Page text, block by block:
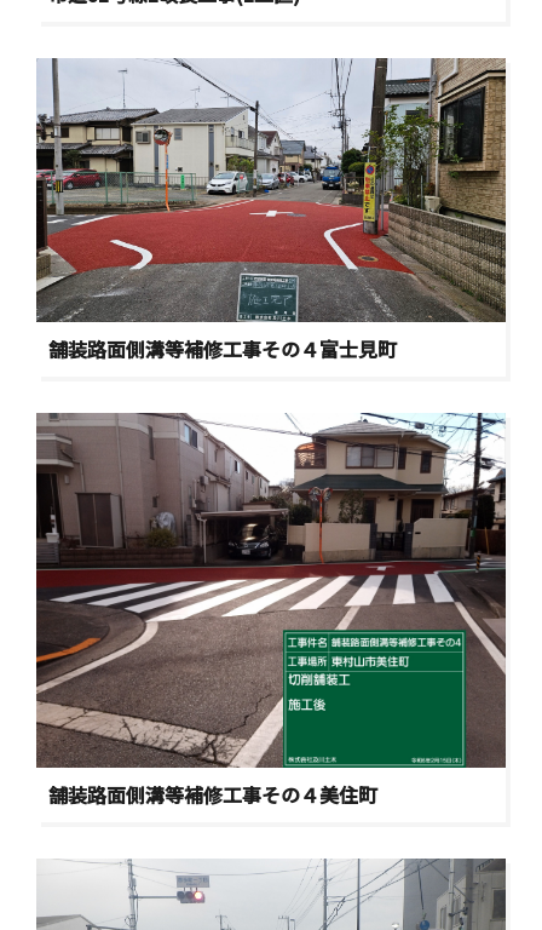
舗装路面側溝等補修工事その４富士見町
舗装路面側溝等補修工事その４美住町